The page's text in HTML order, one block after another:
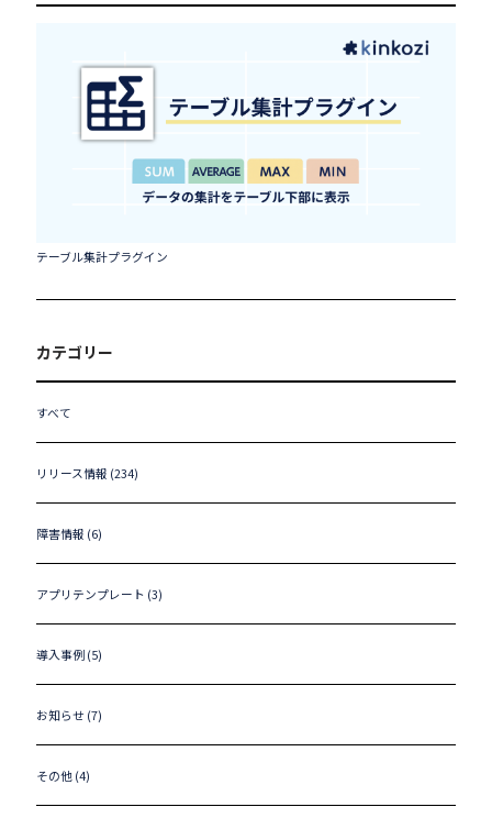
テーブル集計プラグイン
カテゴリー
すべて
リリース情報 (234)
障害情報 (6)
アプリテンプレート (3)
導入事例 (5)
お知らせ (7)
その他 (4)